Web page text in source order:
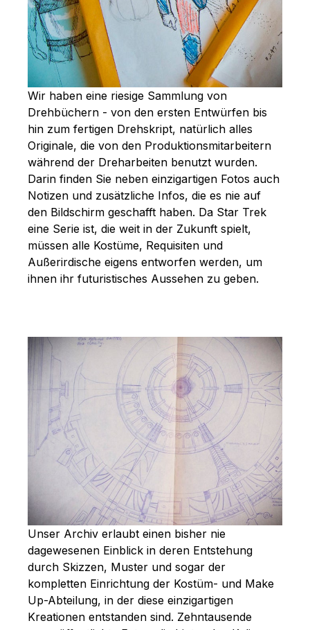
Wir haben eine riesige Sammlung von
Drehbüchern - von den ersten Entwürfen bis
hin zum fertigen Drehskript, natürlich alles
Originale, die von den Produktionsmitarbeitern
während der Dreharbeiten benutzt wurden.
Darin finden Sie neben einzigartigen Fotos auch
Notizen und zusätzliche Infos, die es nie auf
den Bildschirm geschafft haben. Da Star Trek
eine Serie ist, die weit in der Zukunft spielt,
müssen alle Kostüme, Requisiten und
Außerirdische eigens entworfen werden, um
ihnen ihr futuristisches Aussehen zu geben.
Unser Archiv erlaubt einen bisher nie
dagewesenen Einblick in deren Entstehung
durch Skizzen, Muster und sogar der
kompletten Einrichtung der Kostüm- und Make
Up-Abteilung, in der diese einzigartigen
Kreationen entstanden sind. Zehntausende